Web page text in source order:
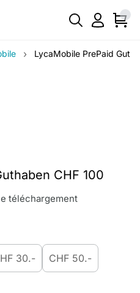
› LycaMobile PrePaid
CHF 100
téléchargement
30.- CHF 50.-